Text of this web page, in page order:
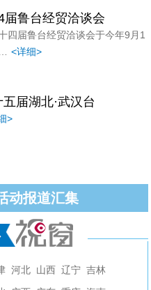
届鲁台经贸洽谈会
四届鲁台经贸洽谈会于今年9月1
<详细>
届湖北·武汉台
>
动报道汇集
河北 山西 辽宁 吉林